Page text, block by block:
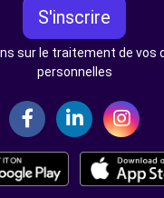
S'inscrire
sur le traitement de vos
personnelles